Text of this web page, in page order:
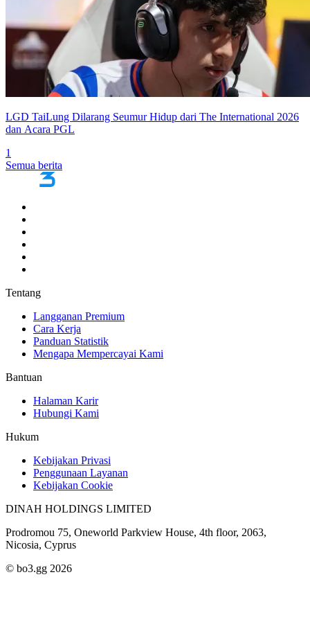
LGD TaiLung Dilarang Seumur Hidup dari The International 2026
dan Acara PGL
1
Semua berita
Tentang
Langganan Premium
Cara Kerja
Panduan Statistik
Mengapa Mempercayai Kami
Bantuan
Halaman Karir
Hubungi Kami
Hukum
Kebijakan Privasi
Penggunaan Layanan
Kebijakan Cookie
DINAH HOLDINGS LIMITED
Prodromou 75, Oneworld Parkview House, 4th floor, 2063,
Nicosia, Cyprus
© bo3.gg 2026